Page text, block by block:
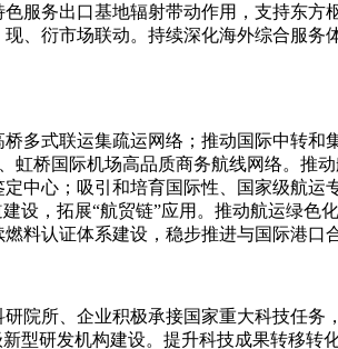
服务出口基地辐射带动作用，支持东
、衍市场联动。持续深化海外综合服务
多式联运集疏运网络；推动国际中转
虹桥国际机场高品质商务航线网络。推
中心；吸引和培育国际性、国家级航运
设，拓展“航贸链”应用。推动航运绿色
料认证体系建设，稳步推进与国际港口
院所、企业积极承接国家重大科技任
型研发机构建设。提升科技成果转移转